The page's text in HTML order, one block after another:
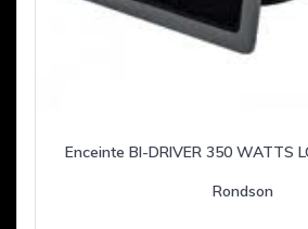
Enceinte BI-DRIVER 350 WATTS
Rondson